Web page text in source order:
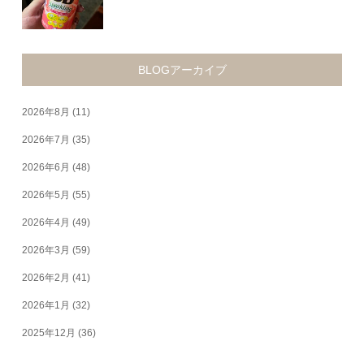
BLOGアーカイブ
2026年8月 (11)
2026年7月 (35)
2026年6月 (48)
2026年5月 (55)
2026年4月 (49)
2026年3月 (59)
2026年2月 (41)
2026年1月 (32)
2025年12月 (36)